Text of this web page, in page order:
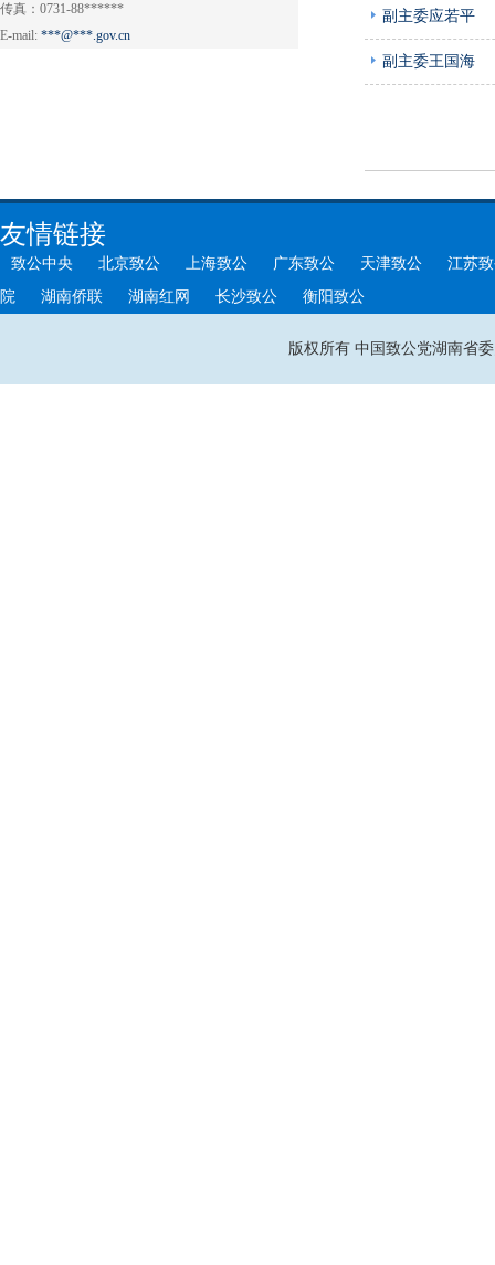
传真：0731-88******
E-mail: ***@***.gov.cn
副主委应若平
副主委王国海
友情链接
致公中央 北京致公 上海致公 广东致公 天津致公
江苏
院
湖南侨联 湖南红网 长沙致公 衡阳致公
版权所有 中国致公党湖南省